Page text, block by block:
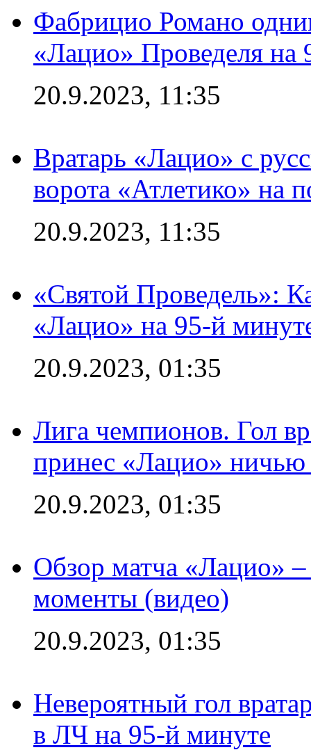
Фабрицио Романо
«Лацио» Проведеля на
20.9.2023, 11:35
Вратарь «Лацио» с
ворота «Атлетико» на
20.9.2023, 11:35
«Святой Проведель»:
«Лацио» на 95-й
20.9.2023, 01:35
Лига чемпионов. Гол
принес «Лацио» ничью
20.9.2023, 01:35
Обзор матча «Лацио»
моменты (видео)
20.9.2023, 01:35
Невероятный гол
в ЛЧ на 95-й минуте